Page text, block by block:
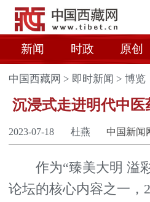
新闻 时政 原创
中国西藏网 > 即时新闻 >博览
沉浸式走进明代中
2023-07-18 杜燕 中国新闻
作为“臻美大明 溢彩
论坛的核心内容之一，